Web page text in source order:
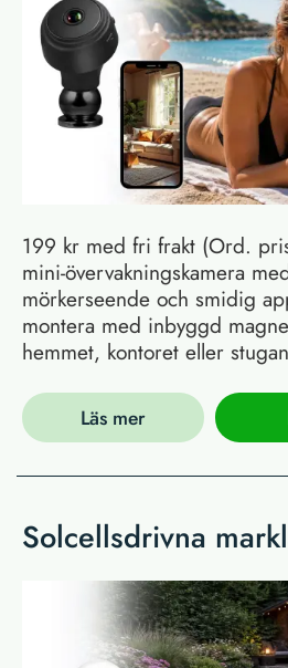
199 kr med fri frakt (Ord.
mini-övervakningskamera
mörkerseende och smidig
montera med inbyggd
hemmet, kontoret eller
Läs mer
Solcellsdrivna